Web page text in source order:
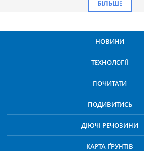
БІЛЬШЕ
НОВИНИ
ТЕХНОЛОГІЇ
ПОЧИТАТИ
ПОДИВИТИСЬ
ДІЮЧІ РЕЧОВИНИ
КАРТА ҐРУНТІВ